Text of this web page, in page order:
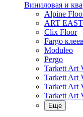
Виниловая и
Alpine
ART EAST
Clix Floor
Fargo
Moduleo
Pergo
Tarkett Art
Tarkett Art
Tarkett Art
Tarkett Art
Еще